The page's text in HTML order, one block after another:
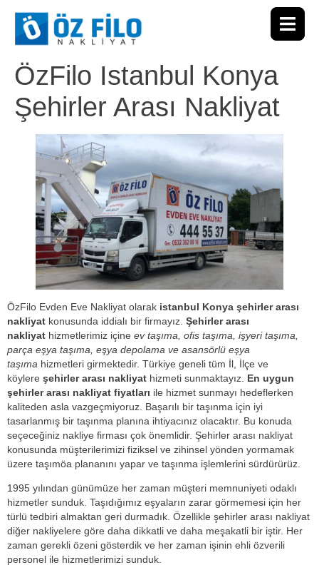
ÖzFilo Istanbul Konya
Şehirler Arası Nakliyat
ÖzFilo Evden Eve Nakliyat olarak istanbul Konya şehirler arası
nakliyat konusunda iddialı bir firmayız. Şehirler arası
nakliyat hizmetlerimiz içine ev taşıma, ofis taşıma, işyeri taşıma,
parça eşya taşıma, eşya depolama ve asansörlü eşya
taşıma hizmetleri girmektedir. Türkiye geneli tüm İl, İlçe ve
köylere şehirler arası nakliyat hizmeti sunmaktayız. En uygun
şehirler arası nakliyat fiyatları ile hizmet sunmayı hedeflerken
kaliteden asla vazgeçmiyoruz. Başarılı bir taşınma için iyi
tasarlanmış bir taşınma planına ihtiyacınız olacaktır. Bu konuda
seçeceğiniz nakliye firması çok önemlidir. Şehirler arası nakliyat
konusunda müşterilerimizi fiziksel ve zihinsel yönden yormamak
üzere taşımöa plananını yapar ve taşınma işlemlerini sürdürürüz.
1995 yılından günümüze her zaman müşteri memnuniyeti odaklı
hizmetler sunduk. Taşıdığımız eşyaların zarar görmemesi için her
türlü tedbiri almaktan geri durmadık. Özellikle şehirler arası nakliyat
diğer nakliyelere göre daha dikkatli ve daha meşakatli bir iştir. Her
zaman gerekli özeni gösterdik ve her zaman işinin ehli özverili
personel ile hizmetlerimizi sunduk.